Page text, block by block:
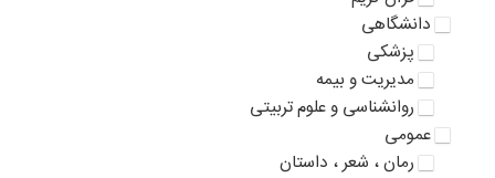
دانشگاهی
پزشکی
مدیریت و بیمه
روانشناسی و علوم تربیتی
عمومی
رمان ، شعر ، داستان